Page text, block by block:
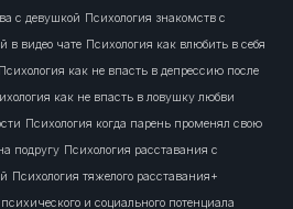
с девушкой Психология знакомств с
в видео чате Психология как влюбить в себя
Психология как не впасть в депрессию после
как не впасть в ловушку любви
Психология когда парень променял свою
подругу Психология расставания с
Психология тяжелого расставания+
и социального потенциала